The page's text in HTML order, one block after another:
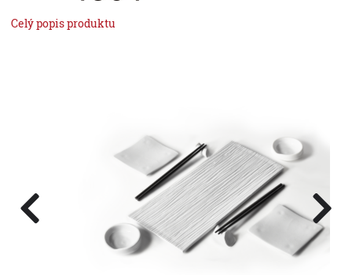
Celý popis produktu